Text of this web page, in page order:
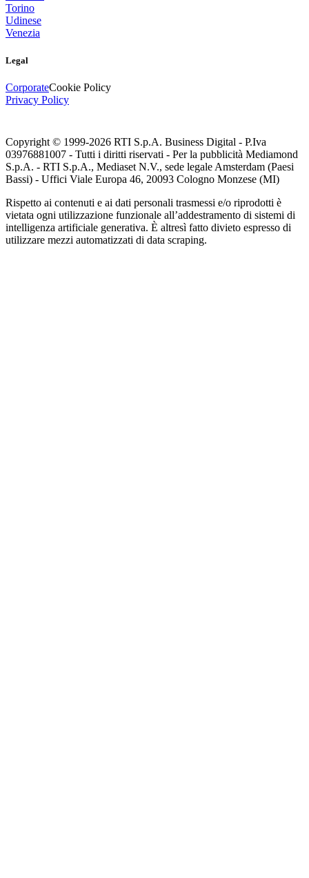
Torino
Udinese
Venezia
Legal
CorporateCookie Policy
Privacy Policy
Copyright © 1999-2026 RTI S.p.A. Business Digital - P.Iva
03976881007 - Tutti i diritti riservati - Per la pubblicità Mediamond
S.p.A. - RTI S.p.A., Mediaset N.V., sede legale Amsterdam (Paesi
Bassi) - Uffici Viale Europa 46, 20093 Cologno Monzese (MI)
Rispetto ai contenuti e ai dati personali trasmessi e/o riprodotti è
vietata ogni utilizzazione funzionale all’addestramento di sistemi di
intelligenza artificiale generativa. È altresì fatto divieto espresso di
utilizzare mezzi automatizzati di data scraping.